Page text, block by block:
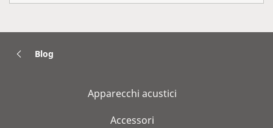
Blog
Apparecchi acustici
Accessori